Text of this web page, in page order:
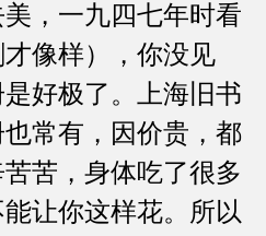
，一九四七年时看
像样），你没见
好极了。上海旧书
常有，因价贵，都
苦，身体吃了很多
让你这样花。所以